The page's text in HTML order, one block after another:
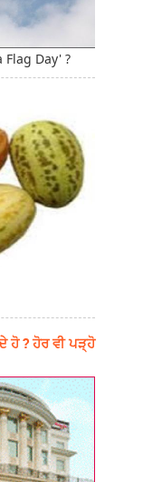
Day' ?
ਹੋ ? ਹੋਰ ਵੀ ਪੜ੍ਹੋ